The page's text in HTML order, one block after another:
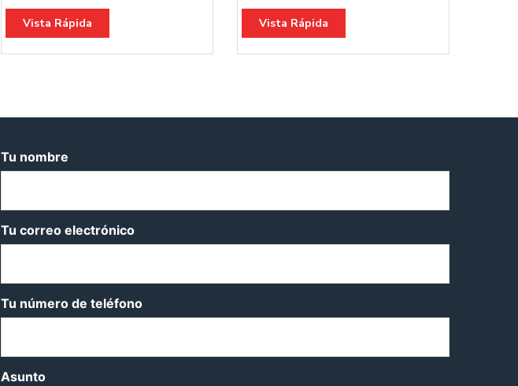
Vista Rápida Vista Rápida
Tu nombre
Tu correo electrónico
Tu número de teléfono
Asunto